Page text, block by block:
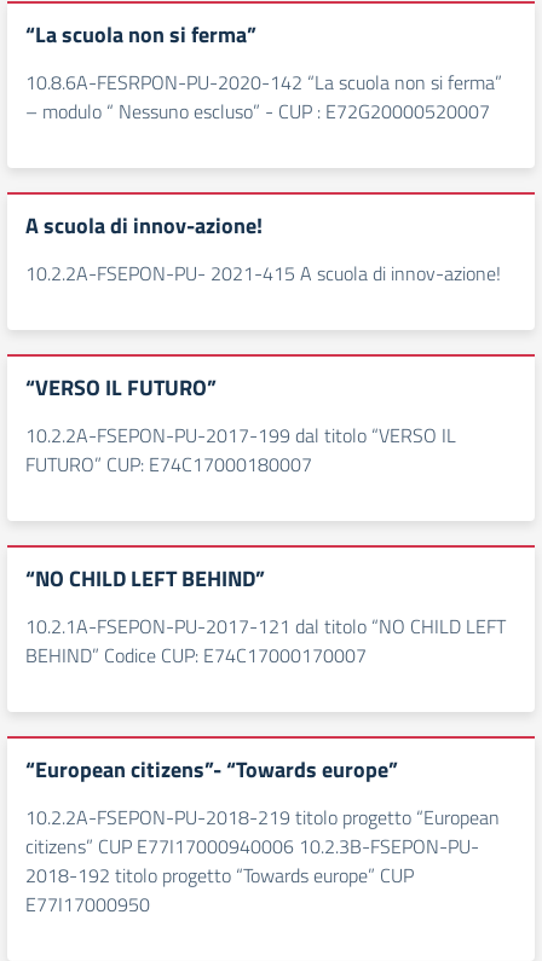
“La scuola non si ferma”
10.8.6A-FESRPON-PU-2020-142 “La scuola non si ferma”
– modulo “ Nessuno escluso” - CUP : E72G20000520007
A scuola di innov-azione!
10.2.2A-FSEPON-PU- 2021-415 A scuola di innov-azione!
“VERSO IL FUTURO”
10.2.2A-FSEPON-PU-2017-199 dal titolo “VERSO IL
FUTURO” CUP: E74C17000180007
“NO CHILD LEFT BEHIND”
10.2.1A-FSEPON-PU-2017-121 dal titolo “NO CHILD LEFT
BEHIND” Codice CUP: E74C17000170007
“European citizens”- “Towards europe”
10.2.2A-FSEPON-PU-2018-219 titolo progetto “European
citizens” CUP E77I17000940006 10.2.3B-FSEPON-PU-
2018-192 titolo progetto “Towards europe” CUP
E77I17000950